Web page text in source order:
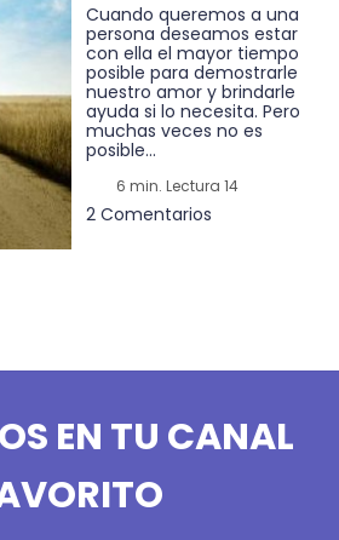
Cuando queremos a una
persona deseamos estar
con ella el mayor tiempo
posible para demostrarle
nuestro amor y brindarle
ayuda si lo necesita. Pero
muchas veces no es
posible...
6 min. Lectura 14
2 Comentarios
EN TU CANAL